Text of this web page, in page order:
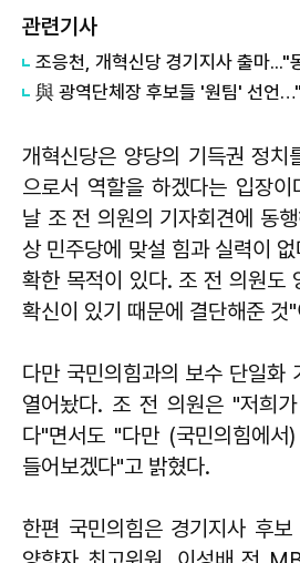
관련기사
개혁신당은 양당의 기득권 정치
으로서 역할을 하겠다는 입장이
날 조 전 의원의 기자회견에 동
상 민주당에 맞설 힘과 실력이
확한 목적이 있다. 조 전 의원도
확신이 있기 때문에 결단해준 것
다만 국민의힘과의 보수 단일화
열어놨다. 조 전 의원은 "저희
다"면서도 "다만 (국민의힘에서
들어보겠다"고 밝혔다.
한편 국민의힘은 경기지사 후